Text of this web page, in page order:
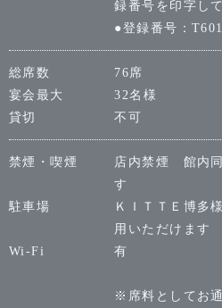
録番号を印字し
●登録番号：
総席数
76席
宴会最大
32名様
貸切
不可
禁煙・喫煙
店内禁煙 館内
す
駐車場
ＫＩＴＴＥ博多
用いただけます
Wi-Fi
有
※席料としてお